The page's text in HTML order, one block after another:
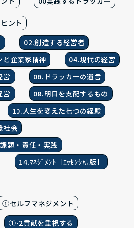
ント
02.創造する経営者
と企業家精神
04.現代の経営
営
06.ドラッカーの遺言
営
08.明日を支配するもの
10.人生を変えた七つの経験
社会
題・責任・実践
14.ﾏﾈｼﾞﾒﾝﾄ［ｴｯｾﾝｼｬﾙ版］
①セルフマネジメント
①-2貢献を重視する